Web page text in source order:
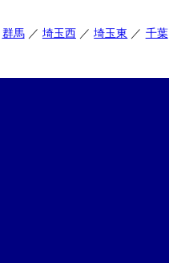
群馬 埼玉西 埼玉東 千葉